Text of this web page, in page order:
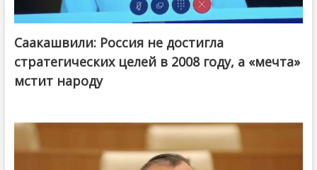
Саакашвили: Россия не достигла
стратегических целей в 2008 году, а «мечта»
мстит народу